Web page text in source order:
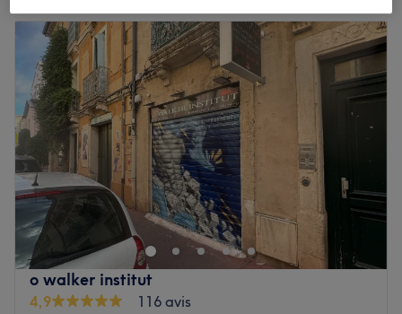
Mardi
10:00–20:00
Mercredi
–20:00
Jeudi
09:00
Vendredi
20:00
Samedi
Dimanche
10:00
Bienvenue chez Jad’hair, un barbershop installé à
Montpellier, à proximité de la place de Phocée. Vous
serez accueilli dans un environnement chaleureux,
propice à la convivialité et au bien-être. Tout est mis en
place pour que vous puissiez vous détendre en profitant
d'une coupe de cheveux, d'un entretien de la barbe ou
encore d'un défrisage.
o walker institut
4,9
116 avis